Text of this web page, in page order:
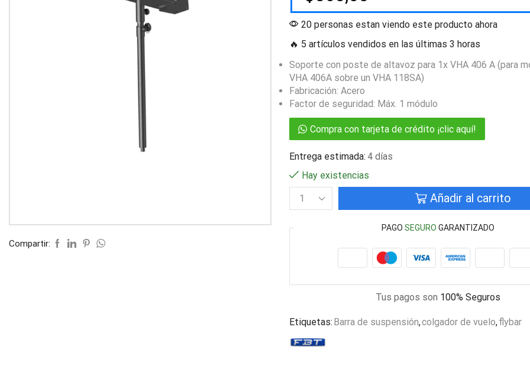
Compartir:
20 personas estan viendo este producto ahora
🔥 5 artículos vendidos en las últimas 3 horas
Soporte con poste de altavoz para 1x VHA 406 A (para
VHA 406A sobre un VHA 118SA)
Fabricación: Acero
Factor de seguridad: Máx. 1 módulo
Compra con tarjeta de crédito ¡clic aquí!
Entrega estimada: 4 días
Hay existencias
Añadir al carrito
PAGOSEGURO GARANTIZADO
Tus pagos son 100% Seguros
Etiquetas: Barra de suspensión,colgador de vuelo,flybar